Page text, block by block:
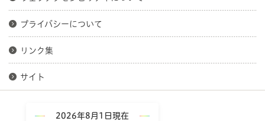
プライバシーについて
リンク集
サイト
2026年8月1日現在